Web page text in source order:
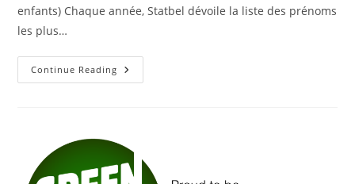
enfants) Chaque année, Statbel dévoile la liste des prénoms
les plus…
Continue Reading Plus
D’un
Leur
Prénom